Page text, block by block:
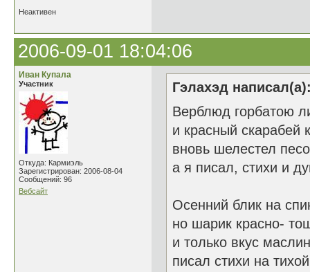
Неактивен
2006-09-01 18:04:06
Иван Купала
Участник
Откуда: Кармиэль
Зарегистрирован: 2006-08-04
Сообщений: 96
Вебсайт
Гэлахэд
Верблюд горбатою
и красный скарабей
вновь шелестел
а я писал, стихи и
Осенний блик на
но шарик красно-
и только вкус
писал стихи на